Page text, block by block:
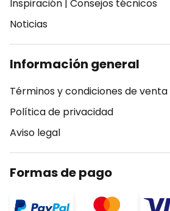
Inspiración | Consejos técnicos
Noticias
Información general
Términos y condiciones de venta
Política de privacidad
Aviso legal
Formas de pago